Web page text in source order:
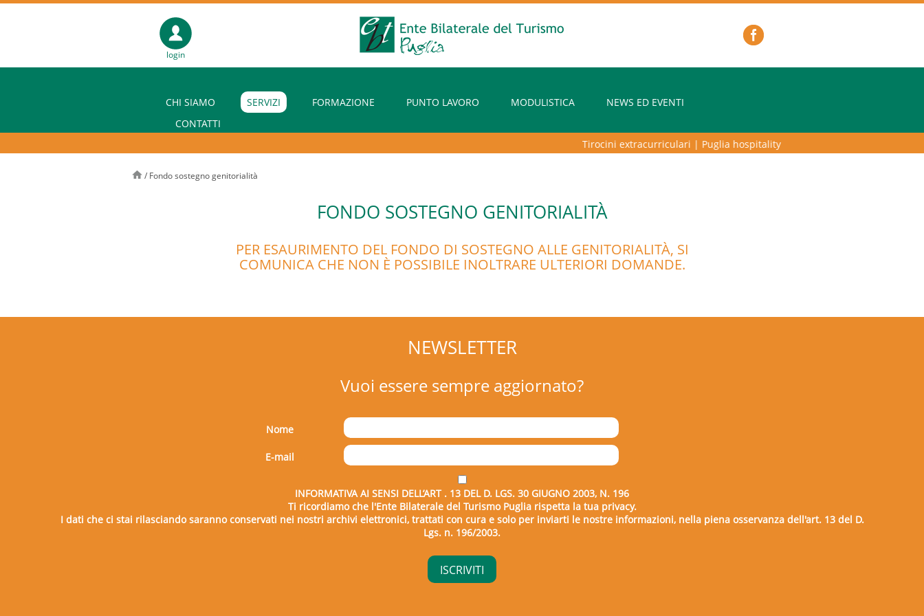
login
CHI SIAMO SERVIZI FORMAZIONE PUNTO LAVORO MODULISTICA
NEWS ED EVENTI
CONTATTI
Tirocini extracurriculari| Puglia hospitality lab – programma di alta
/ Fondo sostegno genitorialità
FONDO SOSTEGNO GENITORIALITÀ
PER ESAURIMENTO DEL FONDO DI SOSTEGNO ALLE GENITORIALITÀ, SI
COMUNICA CHE NON È POSSIBILE INOLTRARE ULTERIORI DOMANDE.
NEWSLETTER
Vuoi essere sempre aggiornato?
Nome
E-mail
INFORMATIVA AI SENSI DELL’ART . 13 DEL D. LGS. 30 GIUGNO 2003, N. 196
Ti ricordiamo che l'Ente Bilaterale del Turismo Puglia rispetta la tua privacy.
I dati che ci stai rilasciando saranno conservati nei nostri archivi elettronici, trattati con cura e solo per inviarti le nostre informazioni, nella piena osservanza dell'art. 13 del D.
Lgs. n. 196/2003.